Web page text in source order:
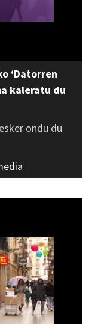
‘Datorren
kaleratu du
ondu du